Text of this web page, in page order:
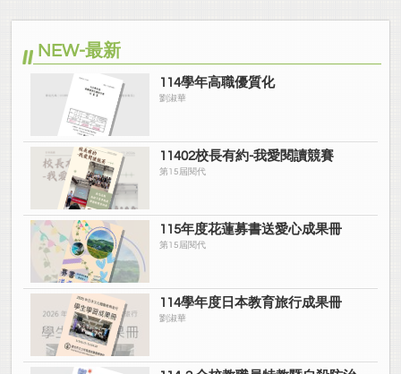
NEW-最新
114學年高職優質化
劉淑華
11402校長有約-我愛閱讀競賽
第15屆閱代
115年度花蓮募書送愛心成果冊
第15屆閱代
114學年度日本教育旅行成果冊
劉淑華